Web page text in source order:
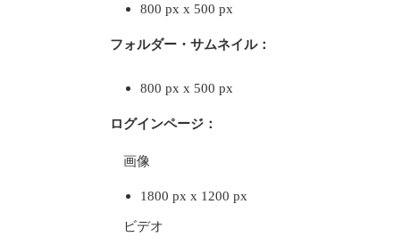
800 px x 500 px
フォルダー・サムネイル：
800 px x 500 px
ログインページ：
画像
1800 px x 1200 px
ビデオ